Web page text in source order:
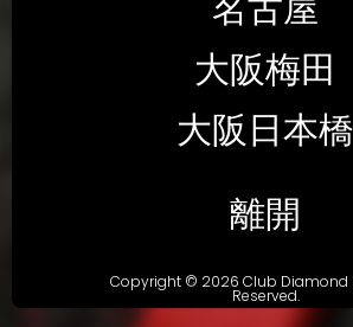
名古屋
大阪梅田
大阪日本橋
離開
Copyright © 2026 Club Diamond
Reserved.